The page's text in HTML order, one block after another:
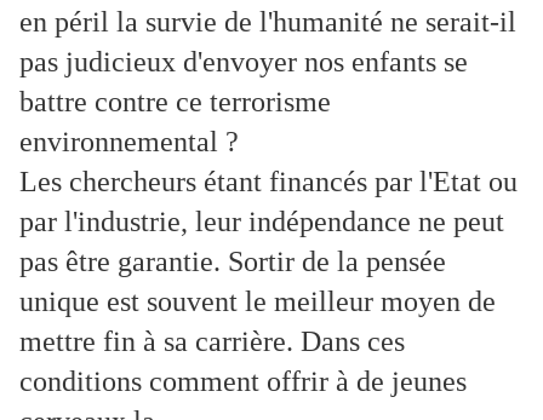
en péril la survie de l'humanité ne serait-il
pas judicieux d'envoyer nos enfants se
battre contre ce terrorisme
environnemental ?
Les chercheurs étant financés par l'Etat ou
par l'industrie, leur indépendance ne peut
pas être garantie. Sortir de la pensée
unique est souvent le meilleur moyen de
mettre fin à sa carrière. Dans ces
conditions comment offrir à de jeunes